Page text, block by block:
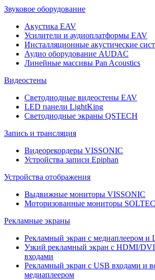
Звуковое оборудование
Акустика EAV
Усилители и аудиоплатформы EAV
Инсталляционные акустические
Аудио оборудование AUDAC
Линейные массивы Pan Acoustics
Видеостены
Светодиодные видеостены EAV
LED панели LightKing
Светодиодные экраны QSTECH
Запись и трансляция
Видеорекордеры VISSONIC
Устройства записи Epiphan
Устройства отображения
Выдвижные мониторы VISSONIC
Моторизованные мониторы SOLTEC
Рекламные экраны
Рекламный экран с медиаплеером и
Узкий рекламный экран с HDMI/
входами
Рекламный экран с USB входами и
медиаплеером